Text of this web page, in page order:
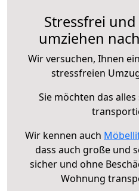
Stressfrei
umziehen
Wir versuchen, Ihnen
stressfreien
Sie möchten das
Wir kennen auch
dass auch große und
sicher und ohne
Wohnung